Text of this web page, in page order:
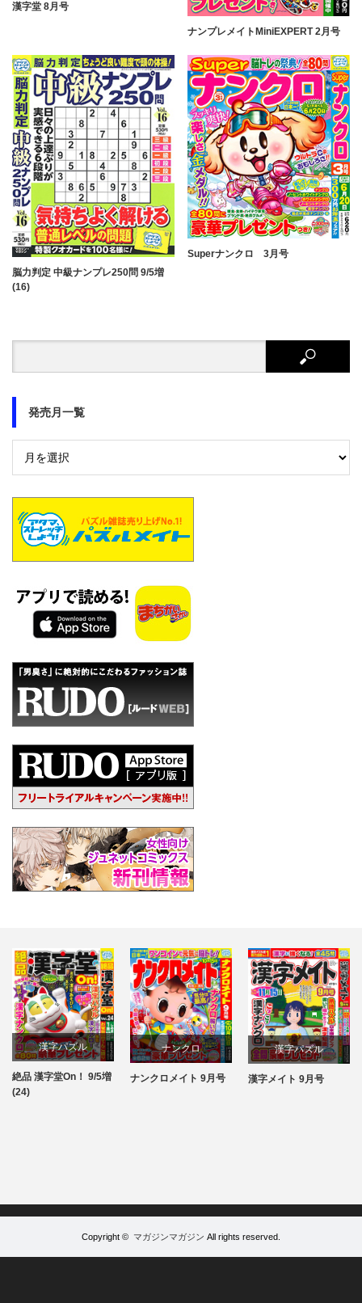
漢字堂 8月号
ナンプレメイトMiniEXPERT 2月号
脳力判定 中級ナンプレ250問 9/5増
(16)
Superナンクロ 3月号
発売月一覧
漢字パズル
パズル
絶品 漢字堂On！ 9/5増
(24)
ナンクロ
パズル
ナンクロメイト 9月号
漢字パズル
パズル
漢字メイト 9月号
Copyright © マガジンマガジン All rights reserved.